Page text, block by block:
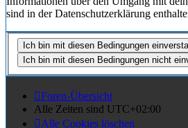
sind in der Datenschutzerklärung
Foren-Übersicht
Alle Zeiten sind UTC+02:00
Alle Cookies löschen